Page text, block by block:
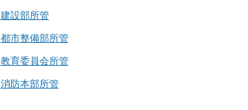
建設部所管
都市整備部所管
教育委員会所管
消防本部所管